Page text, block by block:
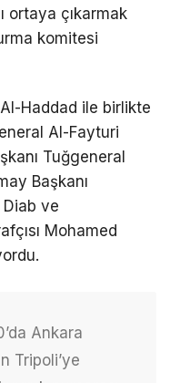
ortaya çıkarmak
komitesi
Haddad ile birlikte
Al-Fayturi
Tuğgeneral
Başkanı
Diab ve
Mohamed
Ankara
Tripoli’ye